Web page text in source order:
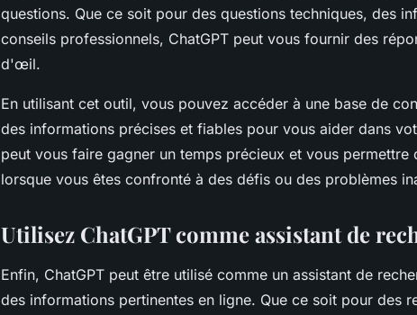
questions. Que ce soit pour des questions techniques, des
conseils professionnels, ChatGPT peut vous fournir des
d'œil.
En utilisant cet outil, vous pouvez accéder à une base de
des informations précises et fiables pour vous aider dans
peut vous faire gagner un temps précieux et vous
lorsque vous êtes confronté à des défis ou des problèmes
Utilisez ChatGPT comme assistant de
Enfin, ChatGPT peut être utilisé comme un assistant de
des informations pertinentes en ligne. Que ce soit pour des